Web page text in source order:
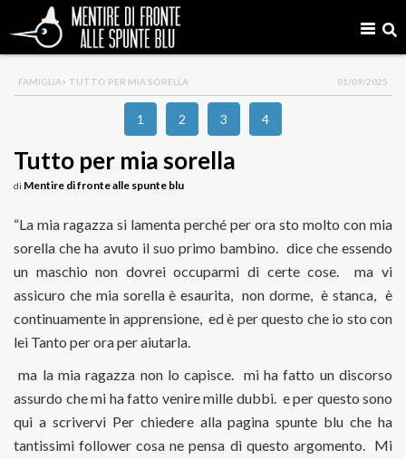
FAMIGLIA> TUTTO PER MIA SORELLA 01/09/2025
1 2 3 4
Tutto per mia sorella
di Mentire di fronte alle spunte blu
“La mia ragazza si lamenta perché per ora sto molto con mia
sorella che ha avuto il suo primo bambino. dice che essendo
un maschio non dovrei occuparmi di certe cose. ma vi
assicuro che mia sorella è esaurita, non dorme, è stanca, è
continuamente in apprensione, ed è per questo che io sto con
lei Tanto per ora per aiutarla.
ma la mia ragazza non lo capisce. mi ha fatto un discorso
assurdo che mi ha fatto venire mille dubbi. e per questo sono
qui a scrivervi Per chiedere alla pagina spunte blu che ha
tantissimi follower cosa ne pensa di questo argomento. Mi